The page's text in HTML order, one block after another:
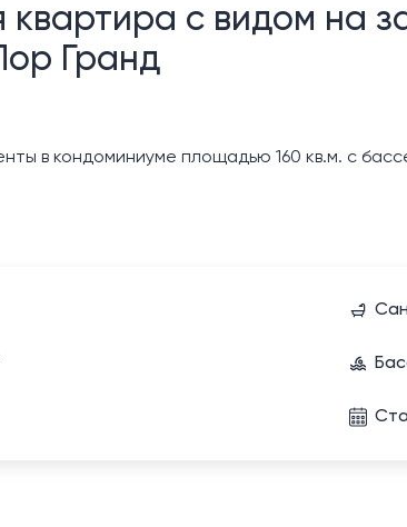
квартира с видом на
Гранд
в кондоминиуме площадью 160 кв.м. с